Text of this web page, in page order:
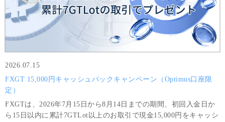
2026.07.15
FXGT 15,000円キャッシュバックキャンペーン（Optimus口座限
定）
FXGTは、2026年7月15日から8月14日までの期間、初回入金日か
ら15日以内に累計7GTLot以上のお取引で現金15,000円をキャッシ